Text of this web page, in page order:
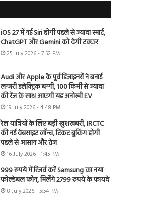
iOS 27 में नई Siri होगी पहले से ज्यादा स्मार्ट,
ChatGPT और Gemini को देगी टक्कर
25 July 2026 - 7:52 PM
Audi और Apple के पूर्व डिजाइनरों ने बनाई
लग्जरी इलेक्ट्रिक बग्गी, 100 किमी से ज्यादा
की रेंज के साथ आएगी यह अनोखी EV
19 July 2026 - 4:48 PM
रेल यात्रियों के लिए बड़ी खुशखबरी, IRCTC
की नई वेबसाइट लॉन्च, टिकट बुकिंग होगी
पहले से आसान और तेज
16 July 2026 - 1:45 PM
999 रुपये में रिजर्व करें Samsung का नया
फोल्डेबल फोन, मिलेंगे 2799 रुपये के फायदे
8 July 2026 - 5:54 PM